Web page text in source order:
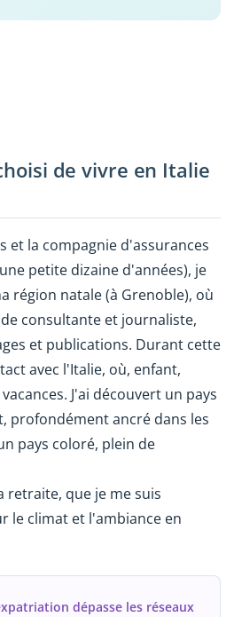
de vivre en Italie
et la compagnie d'assurances
petite dizaine d'années), je
région natale (à Grenoble), où
consultante et journaliste,
et publications. Durant cette
avec l'Italie, où, enfant,
J'ai découvert un pays
profondément ancré dans les
pays coloré, plein de
retraite, que je me suis
le climat et l'ambiance en
dépasse les réseaux